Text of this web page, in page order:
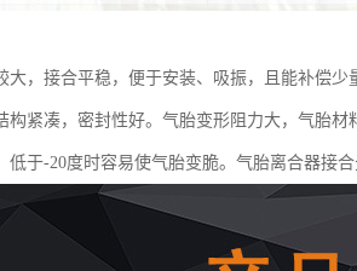
大，接合平稳，便于安装、吸振，且能补偿
构紧凑，密封性好。气胎变形阻力大，气胎
低于-20度时容易使气胎变脆。气胎离合器接